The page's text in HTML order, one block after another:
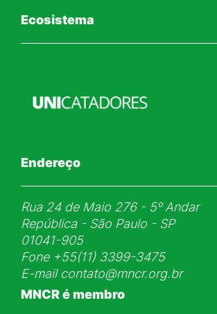
Ecosistema
Endereço
Rua 24 de Maio 276 - 5ᵒ Andar
República - São Paulo - SP
01041-905
Fone+55(11) 3399-3475
E-mail contato@mncr.org.br
MNCR é membro